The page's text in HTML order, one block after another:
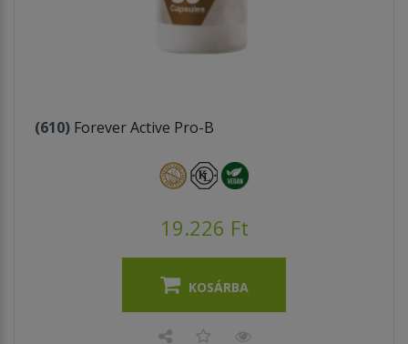
(610) Forever Active Pro-B
19.226 Ft
KOSÁRBA